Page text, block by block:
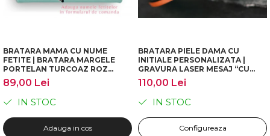
BRATARA MAMA CU NUME
FETITE | BRATARA MARGELE
PORTELAN TURCOAZ ROZ
PERSONALIZATA | CADOU
MAMA COPII | DICHIS
89,00 Lei
IN STOC
Adauga in cos
BRATARA PIELE DAMA CU
INITIALE PERSONALIZATA |
GRAVURA LASER MESAJ “CU
TINE ORIUNDE IN LUME” |
BRATARA CU MESAJ CADOU
110,00 Lei
IN STOC
Configureaza